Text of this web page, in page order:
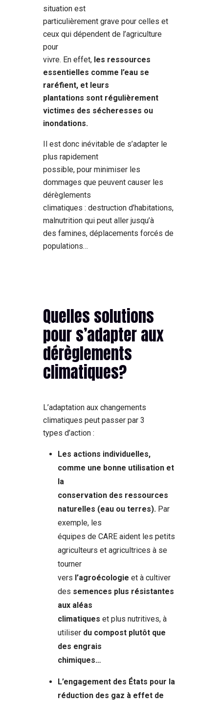
situation est
particulièrement grave pour celles et
ceux qui dépendent de l’agriculture
pour
vivre. En effet, les ressources
essentielles comme l’eau se
raréfient, et leurs
plantations sont régulièrement
victimes des sécheresses ou
inondations.
Il est donc inévitable de s’adapter le
plus rapidement
possible, pour minimiser les
dommages que peuvent causer les
dérèglements
climatiques : destruction d’habitations,
malnutrition qui peut aller jusqu’à
des famines, déplacements forcés de
populations…
Quelles solutions
pour s’adapter aux
dérèglements
climatiques?
L’adaptation aux changements
climatiques peut passer par 3
types d’action :
Les actions individuelles,
comme une bonne utilisation et
la
conservation des ressources
naturelles (eau ou terres). Par
exemple, les
équipes de CARE aident les petits
agriculteurs et agricultrices à se
tourner
vers l’agroécologie et à cultiver
des semences plus résistantes
aux aléas
climatiques et plus nutritives, à
utiliser du compost plutôt que
des engrais
chimiques…
L’engagement des États pour la
réduction des gaz à effet de